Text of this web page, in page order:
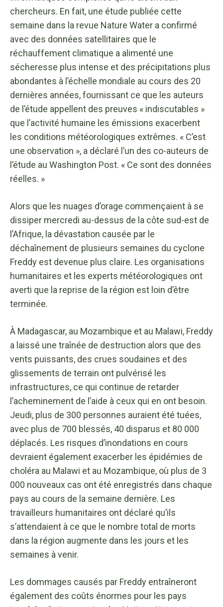
chercheurs. En fait, une étude publiée cette
semaine dans la revue Nature Water a confirmé
avec des données satellitaires que le
réchauffement climatique a alimenté une
sécheresse plus intense et des précipitations plus
abondantes à l’échelle mondiale au cours des 20
dernières années, fournissant ce que les auteurs
de l’étude appellent des preuves « indiscutables »
que l’activité humaine les émissions exacerbent
les conditions météorologiques extrêmes. « C’est
une observation », a déclaré l’un des co-auteurs de
l’étude au Washington Post. « Ce sont des données
réelles. »
Alors que les nuages ​​​​d’orage commençaient à se
dissiper mercredi au-dessus de la côte sud-est de
l’Afrique, la dévastation causée par le
déchaînement de plusieurs semaines du cyclone
Freddy est devenue plus claire. Les organisations
humanitaires et les experts météorologiques ont
averti que la reprise de la région est loin d’être
terminée.
À Madagascar, au Mozambique et au Malawi, Freddy
a laissé une traînée de destruction alors que des
vents puissants, des crues soudaines et des
glissements de terrain ont pulvérisé les
infrastructures, ce qui continue de retarder
l’acheminement de l’aide à ceux qui en ont besoin.
Jeudi, plus de 300 personnes auraient été tuées,
avec plus de 700 blessés, 40 disparus et 80 000
déplacés. Les risques d’inondations en cours
devraient également exacerber les épidémies de
choléra au Malawi et au Mozambique, où plus de 3
000 nouveaux cas ont été enregistrés dans chaque
pays au cours de la semaine dernière. Les
travailleurs humanitaires ont déclaré qu’ils
s’attendaient à ce que le nombre total de morts
dans la région augmente dans les jours et les
semaines à venir.
Les dommages causés par Freddy entraîneront
également des coûts énormes pour les pays